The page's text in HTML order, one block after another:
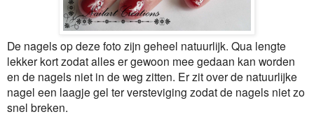
De nagels op deze foto zijn geheel natuurlijk. Qua lengte
lekker kort zodat alles er gewoon mee gedaan kan worden
en de nagels niet in de weg zitten. Er zit over de natuurlijke
nagel een laagje gel ter versteviging zodat de nagels niet zo
snel breken.